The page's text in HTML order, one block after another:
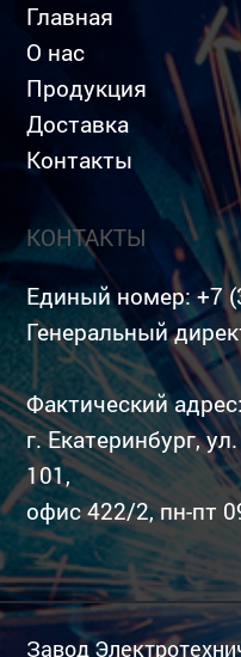
Главная
О нас
Продукция
Доставка
Контакты
КОНТАКТЫ
Единый номер:+7
Генеральный
Фактический
г. Екатеринбург,
101,
офис 422/2, пн-пт
Завод